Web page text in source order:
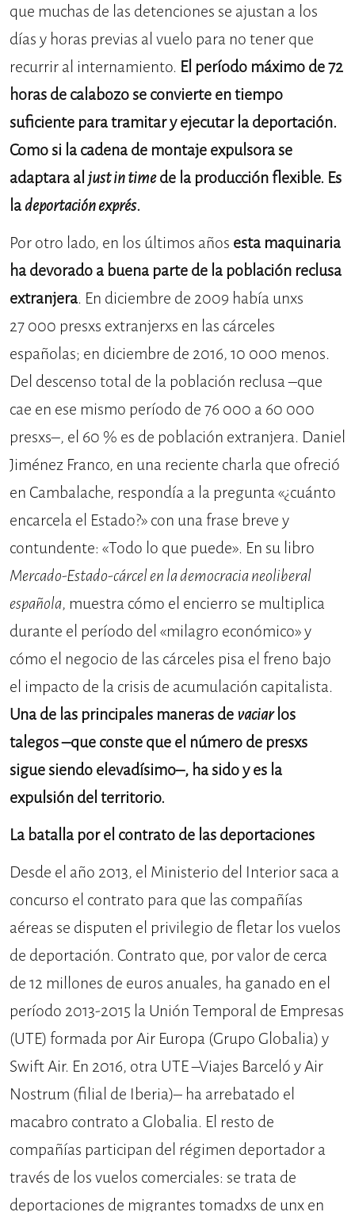
que muchas de las detenciones se ajustan a los
días y horas previas al vuelo para no tener que
recurrir al internamiento. El período máximo de 72
horas de calabozo se convierte en tiempo
suficiente para tramitar y ejecutar la deportación.
Como si la cadena de montaje expulsora se
adaptara aljust in timede la producción flexible. Es
ladeportación exprés.
Por otro lado, en los últimos años esta maquinaria
ha devorado a buena parte de la población reclusa
extranjera. En diciembre de 2009 había unxs
27 000 presxs extranjerxs en las cárceles
españolas; en diciembre de 2016, 10 000 menos.
Del descenso total de la población reclusa –que
cae en ese mismo período de 76 000 a 60 000
presxs–, el 60 % es de población extranjera. Daniel
Jiménez Franco, en una reciente charla que ofreció
en Cambalache, respondía a la pregunta «¿cuánto
encarcela el Estado?» con una frase breve y
contundente: «Todo lo que puede». En su libro
Mercado-Estado-cárcel en la democracia neoliberal
española, muestra cómo el encierro se multiplica
durante el período del «milagro económico» y
cómo el negocio de las cárceles pisa el freno bajo
el impacto de la crisis de acumulación capitalista.
Una de las principales maneras devaciarlos
talegos –que conste que el número de presxs
sigue siendo elevadísimo–, ha sido y es la
expulsión del territorio.
La batalla por el contrato de las deportaciones
Desde el año 2013, el Ministerio del Interior saca a
concurso el contrato para que las compañías
aéreas se disputen el privilegio de fletar los vuelos
de deportación. Contrato que, por valor de cerca
de 12 millones de euros anuales, ha ganado en el
período 2013-2015 la Unión Temporal de Empresas
(UTE) formada por Air Europa (Grupo Globalia) y
Swift Air. En 2016, otra UTE –Viajes Barceló y Air
Nostrum (filial de Iberia)– ha arrebatado el
macabro contrato a Globalia. El resto de
compañías participan del régimen deportador a
través de los vuelos comerciales: se trata de
deportaciones de migrantes tomadxs de unx en